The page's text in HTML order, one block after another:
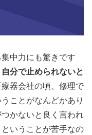
中力にも驚きです
分で止められないと
器会社の頃、修理で
ことがなんどかあり
かないと良く言われ
いうことが苦手なの